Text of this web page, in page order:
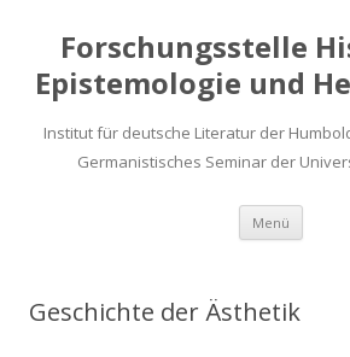
Forschungsstelle
Epistemologie und
Institut für deutsche Literatur der
Germanistisches Seminar der
Menü Zum
Geschichte der Ästhetik